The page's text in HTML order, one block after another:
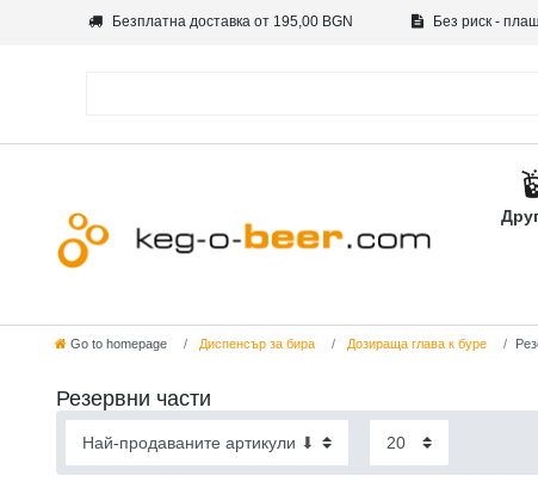
Безплатна доставка от 195,00 BGN Без риск -
Go to homepage Диспенсър за бира Дозираща глава к буре
Резервни части